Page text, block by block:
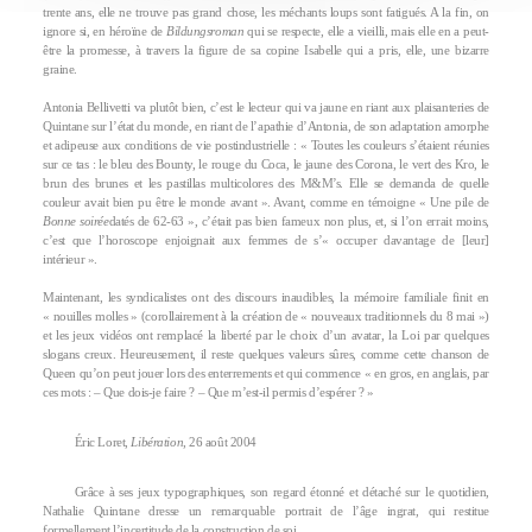
trente ans, elle ne trouve pas grand chose, les méchants loups sont fatigués. A la fin, on
ignore si, en héroïne de Bildungsroman qui se respecte, elle a vieilli, mais elle en a peut-
être la promesse, à travers la figure de sa copine Isabelle qui a pris, elle, une bizarre
graine.
Antonia Bellivetti va plutôt bien, c’est le lecteur qui va jaune en riant aux plaisanteries de
Quintane sur l’état du monde, en riant de l’apathie d’Antonia, de son adaptation amorphe
et adipeuse aux conditions de vie postindustrielle : « Toutes les couleurs s’étaient réunies
sur ce tas : le bleu des Bounty, le rouge du Coca, le jaune des Corona, le vert des Kro, le
brun des brunes et les pastillas multicolores des M&M’s. Elle se demanda de quelle
couleur avait bien pu être le monde avant ». Avant, comme en témoigne « Une pile de
Bonne soiréedatés de 62-63 », c’était pas bien fameux non plus, et, si l’on errait moins,
c’est que l’horoscope enjoignait aux femmes de s’« occuper davantage de [leur]
intérieur ».
Maintenant, les syndicalistes ont des discours inaudibles, la mémoire familiale finit en
« nouilles molles » (corollairement à la création de « nouveaux traditionnels du 8 mai »)
et les jeux vidéos ont remplacé la liberté par le choix d’un avatar, la Loi par quelques
slogans creux. Heureusement, il reste quelques valeurs sûres, comme cette chanson de
Queen qu’on peut jouer lors des enterrements et qui commence « en gros, en anglais, par
ces mots : – Que dois-je faire ? – Que m’est-il permis d’espérer ? »
Éric Loret, Libération , 26 août 2004
Grâce à ses jeux typographiques, son regard étonné et détaché sur le quotidien,
Nathalie Quintane dresse un remarquable portrait de l’âge ingrat, qui restitue